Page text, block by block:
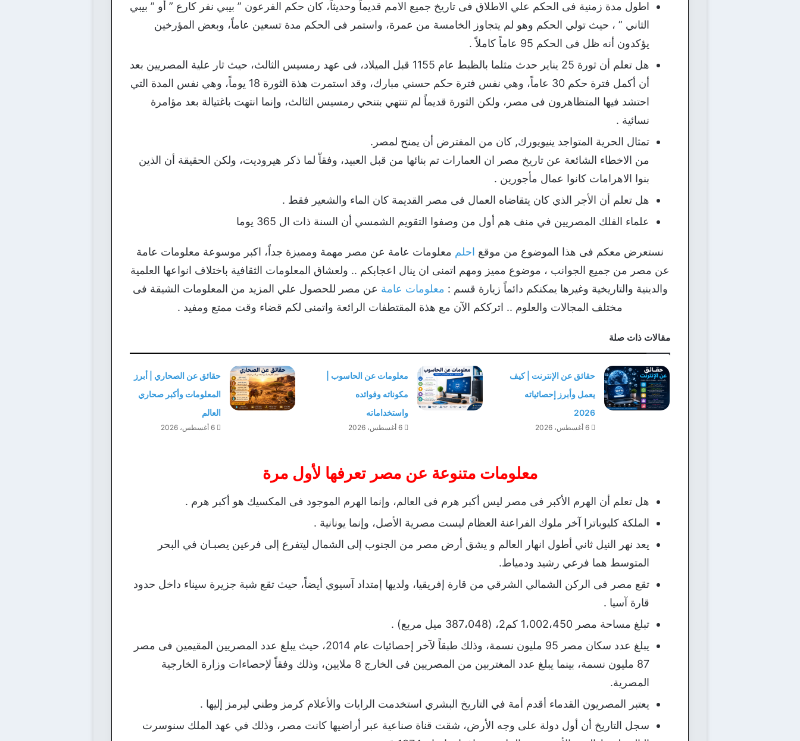
اطول مدة زمنية فى الحكم علي الاطلاق فى تاريخ جميع الامم قديماً وحديثاً، كان حكم الفرعون ” بيبي نفر كارع ” أو ” بيبي
الثاني ” ، حيث تولي الحكم وهو لم يتجاوز الخامسة من عمرة، واستمر فى الحكم مدة تسعين عاماً، وبعض المؤرخين
يؤكدون أنه ظل فى الحكم 95 عاماً كاملاً .
هل تعلم أن ثورة 25 يناير حدث مثلما بالظبط عام 1155 قبل الميلاد، فى عهد رمسيس الثالث، حيث ثار علية المصريين بعد
أن أكمل فترة حكم 30 عاماً، وهي نفس فترة حكم حسني مبارك، وقد استمرت هذة الثورة 18 يوماً، وهي نفس المدة التي
احتشد فيها المتظاهرون فى مصر، ولكن الثورة قديماً لم تنتهي بتنحي رمسيس الثالث، وإنما انتهت باغتيالة بعد مؤامرة
نسائية .
تمثال الحرية المتواجد ينيويورك, كان من المفترض أن يمنح لمصر.
من الاخطاء الشائعة عن تاريخ مصر ان العمارات تم بنائها من قبل العبيد، وفقاّ لما ذكر هيروديت، ولكن الحقيقة أن الذين
بنوا الاهرامات كانوا عمال مأجورين .
هل تعلم أن الأجر الذي كان يتقاضاه العمال فى مصر القديمة كان الماء والشعير فقط .
علماء الفلك المصريين في منف هم أول من وصفوا التقويم الشمسي أن السنة ذات ال 365 يوما
نستعرض معكم فى هذا الموضوع من موقع احلم معلومات عامة عن مصر مهمة ومميزة جداً، اكبر موسوعة معلومات عامة
عن مصر من جميع الجوانب ، موضوع مميز ومهم اتمنى ان ينال اعجابكم .. ولعشاق المعلومات الثقافية باختلاف انواعها العلمية
والدينية والتاريخية وغيرها يمكنكم دائماً زيارة قسم : معلومات عامة عن مصر للحصول علي المزيد من المعلومات الشيقة فى
مختلف المجالات والعلوم .. اترككم الآن مع هذة المقتطفات الرائعة واتمنى لكم قضاء وقت ممتع ومفيد .
مقالات ذات صلة
حقائق عن الإنترنت | كيف
يعمل وأبرز إحصائياته
2026
6 أغسطس، 2026
معلومات عن الحاسوب |
مكوناته وفوائده
واستخداماته
6 أغسطس، 2026
حقائق عن الصحاري | أبرز
المعلومات وأكبر صحاري
العالم
6 أغسطس، 2026
معلومات متنوعة عن مصر تعرفها لأول مرة
هل تعلم أن الهرم الأكبر فى مصر ليس أكبر هرم فى العالم، وإنما الهرم الموجود فى المكسيك هو أكبر هرم .
الملكة كليوباترا آخر ملوك الفراعنة العظام ليست مصرية الأصل، وإنما يونانية .
يعد نهر النيل ثاني أطول انهار العالم و يشق أرض مصر من الجنوب إلى الشمال ليتفرع إلى فرعين يصبـان في البحر
المتوسط هما فرعي رشيد ودمياط.
تقع مصر فى الركن الشمالي الشرقي من قارة إفريقيا، ولديها إمتداد آسيوي أيضاً، حيث تقع شبة جزيرة سيناء داخل حدود
قارة آسيا .
تبلغ مساحة مصر 1،002،450 كم2، (387،048 ميل مربع) .
يبلغ عدد سكان مصر 95 مليون نسمة، وذلك طبقاً لآخر إحصائيات عام 2014، حيث يبلغ عدد المصريين المقيمين فى مصر
87 مليون نسمة، بينما يبلغ عدد المغتربين من المصريين فى الخارج 8 ملايين، وذلك وفقاً لإحصاءات وزارة الخارجية
المصرية.
يعتبر المصريون القدماء أقدم أمة في التاريخ البشري استخدمت الرايات والأعلام كرمز وطني ليرمز إليها .
سجل التاريخ أن أول دولة على وجه الأرض، شقت قناة صناعية عبر أراضيها كانت مصر، وذلك في عهد الملك سنوسرت